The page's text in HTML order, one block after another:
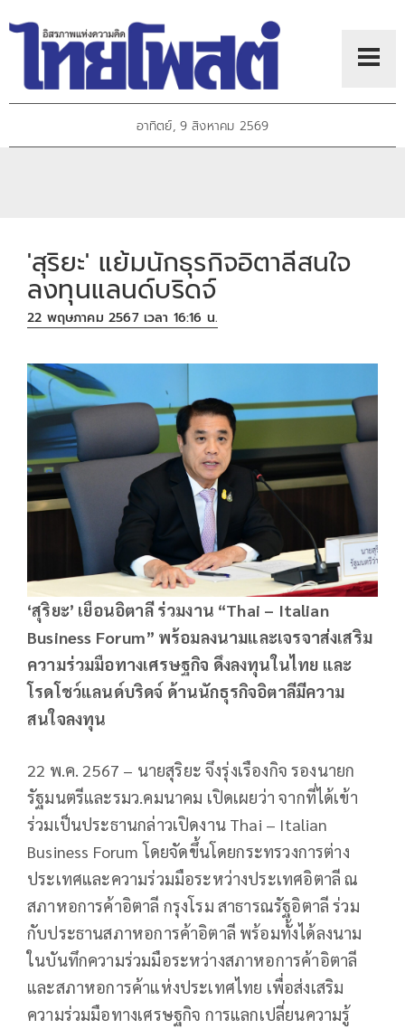
อาทิตย์, 9 สิงหาคม 2569
'สุริยะ' แย้มนักธุรกิจอิตาลีสนใจ
ลงทุนแลนด์บริดจ์
22 พฤษภาคม 2567 เวลา 16:16 น.
‘สุริยะ’ เยือนอิตาลี ร่วมงาน “Thai – Italian
Business Forum” พร้อมลงนามและเจรจาส่งเสริม
ความร่วมมือทางเศรษฐกิจ ดึงลงทุนในไทย และ
โรดโชว์แลนด์บริดจ์ ด้านนักธุรกิจอิตาลีมีความ
สนใจลงทุน
22 พ.ค. 2567 – นายสุริยะ จึงรุ่งเรืองกิจ รองนายก
รัฐมนตรีและรมว.คมนาคม เปิดเผยว่า จากที่ได้เข้า
ร่วมเป็นประธานกล่าวเปิดงาน Thai – Italian
Business Forum โดยจัดขึ้นโดยกระทรวงการต่าง
ประเทศและความร่วมมือระหว่างประเทศอิตาลี ณ
สภาหอการค้าอิตาลี กรุงโรม สาธารณรัฐอิตาลี ร่วม
กับประธานสภาหอการค้าอิตาลี พร้อมทั้งได้ลงนาม
ในบันทึกความร่วมมือระหว่างสภาหอการค้าอิตาลี
และสภาหอการค้าแห่งประเทศไทย เพื่อส่งเสริม
ความร่วมมือทางเศรษฐกิจ การแลกเปลี่ยนความรู้